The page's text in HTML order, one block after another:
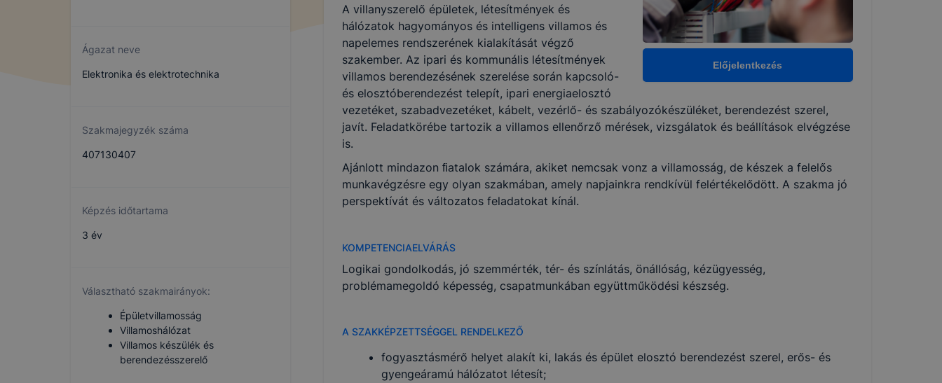
Ágazat neve
Elektronika és elektrotechnika
Szakmajegyzék száma
407130407
Képzés időtartama
3 év
Választható szakmairányok:
Épületvillamosság
Villamoshálózat
Villamos készülék és
berendezésszerelő
Előjelentkezés
A villanyszerelő épületek, létesítmények és
hálózatok hagyományos és intelligens villamos és
napelemes rendszerének kialakítását végző
szakember. Az ipari és kommunális létesítmények
villamos berendezésének szerelése során kapcsoló-
és elosztóberendezést telepít, ipari energiaelosztó
vezetéket, szabadvezetéket, kábelt, vezérlő- és szabályozókészüléket, berendezést szerel,
javít. Feladatkörébe tartozik a villamos ellenőrző mérések, vizsgálatok és beállítások elvégzése
is.
Ajánlott mindazon ﬁatalok számára, akiket nemcsak vonz a villamosság, de készek a felelős
munkavégzésre egy olyan szakmában, amely napjainkra rendkívül felértékelődött. A szakma jó
perspektívát és változatos feladatokat kínál.
KOMPETENCIAELVÁRÁS
Logikai gondolkodás, jó szemmérték, tér- és színlátás, önállóság, kézügyesség,
problémamegoldó képesség, csapatmunkában együttműködési készség.
A SZAKKÉPZETTSÉGGEL RENDELKEZŐ
fogyasztásmérő helyet alakít ki, lakás és épület elosztó berendezést szerel, erős- és
gyengeáramú hálózatot létesít;